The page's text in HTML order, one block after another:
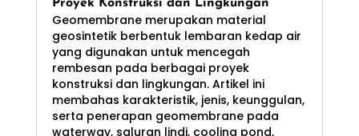
Proyek Konstruksi dan Lingkungan
Geomembrane merupakan material
geosintetik berbentuk lembaran kedap air
yang digunakan untuk mencegah
rembesan pada berbagai proyek
konstruksi dan lingkungan. Artikel ini
membahas karakteristik, jenis, keunggulan,
serta penerapan geomembrane pada
waterway, saluran lindi, cooling pond,